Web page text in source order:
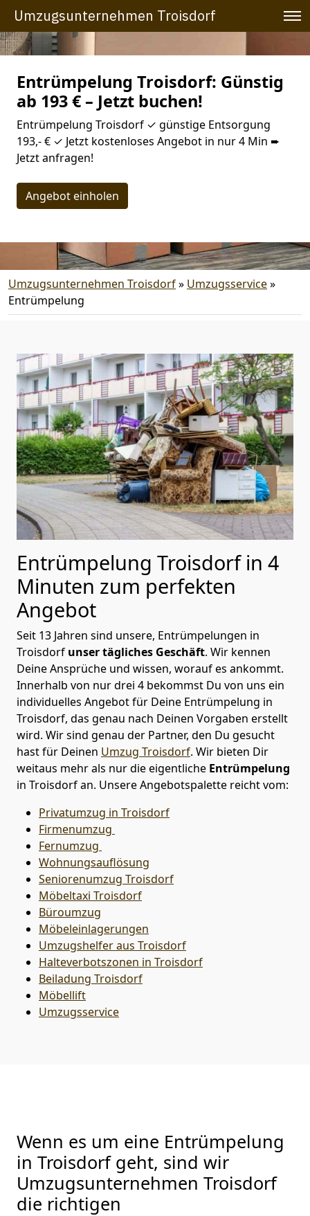
Umzugsunternehmen Troisdorf
Entrümpelung Troisdorf: Günstig
ab 193 € – Jetzt buchen!
Entrümpelung Troisdorf ✓ günstige Entsorgung
193,- € ✓ Jetzt kostenloses Angebot in nur 4 Min ➨
Jetzt anfragen!
Angebot einholen
Umzugsunternehmen Troisdorf» Umzugsservice»
Entrümpelung
Entrümpelung Troisdorf in 4
Minuten zum perfekten
Angebot
Seit 13 Jahren sind unsere, Entrümpelungen in
Troisdorf unser tägliches Geschäft. Wir kennen
Deine Ansprüche und wissen, worauf es ankommt.
Innerhalb von nur drei 4 bekommst Du von uns ein
individuelles Angebot für Deine Entrümpelung in
Troisdorf, das genau nach Deinen Vorgaben erstellt
wird. Wir sind genau der Partner, den Du gesucht
hast für Deinen Umzug Troisdorf. Wir bieten Dir
weitaus mehr als nur die eigentliche Entrümpelung
in Troisdorf an. Unsere Angebotspalette reicht vom:
Privatumzug in Troisdorf
Firmenumzug
Fernumzug
Wohnungsauflösung
Seniorenumzug Troisdorf
Möbeltaxi Troisdorf
Büroumzug
Möbeleinlagerungen
Umzugshelfer aus Troisdorf
Halteverbotszonen in Troisdorf
Beiladung Troisdorf
Möbellift
Umzugsservice
Wenn es um eine Entrümpelung
in Troisdorf geht, sind wir
Umzugsunternehmen Troisdorf
die richtigen